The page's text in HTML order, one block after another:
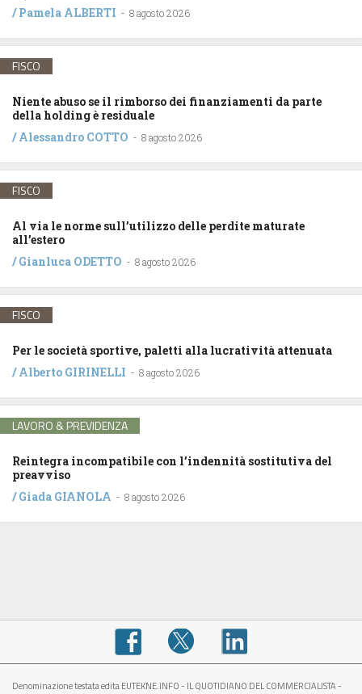
/Pamela ALBERTI - 8 agosto 2026
FISCO
Niente abuso se il rimborso dei finanziamenti da parte
della holding è residuale
/Alessandro COTTO - 8 agosto 2026
FISCO
Al via le norme sull’utilizzo delle perdite maturate
all’estero
/Gianluca ODETTO - 8 agosto 2026
FISCO
Per le società sportive, paletti alla lucratività attenuata
/Alberto GIRINELLI - 8 agosto 2026
LAVORO & PREVIDENZA
Reintegra incompatibile con l’indennità sostitutiva del
preavviso
/Giada GIANOLA - 8 agosto 2026
Denominazione testata edita EUTEKNE.INFO - IL QUOTIDIANO DEL COMMERCIALISTA -